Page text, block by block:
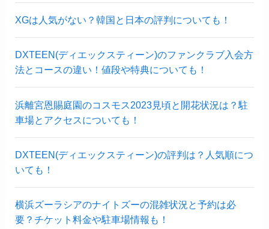
XGは人気がない？韓国と日本の評判についても！
DXTEEN(ディエックスティーン)のファンクラブ入会方
法とコースの違い！値段や特典についても！
浜離宮恩賜庭園のコスモス2023見頃と開花状況は？駐
車場とアクセスについても！
DXTEEN(ディエックスティーン)の評判は？人気順につ
いても！
横浜ズーラシアのナイトズーの混雑状況と予約は必
要？チケット料金や駐車場情報も！